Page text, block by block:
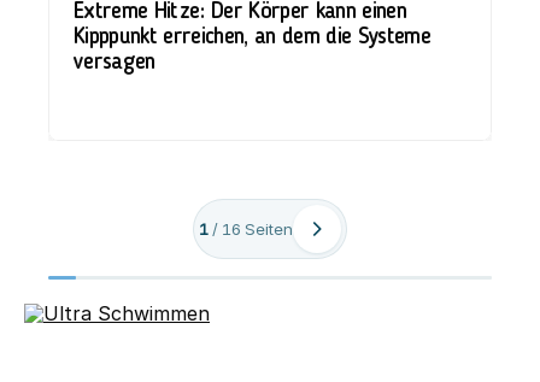
Extreme Hitze: Der Körper kann einen
Kipppunkt erreichen, an dem die Systeme
versagen
1 / 16 Seiten